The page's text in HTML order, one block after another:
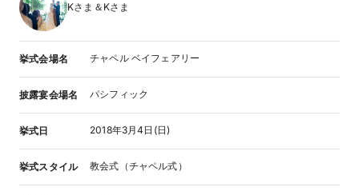
Kさま＆Kさま
挙式会場名 チャペル ベイフェアリー
披露宴会場名 パシフィック
挙式日 2018年3月4日(日)
挙式スタイル 教会式（チャペル式）